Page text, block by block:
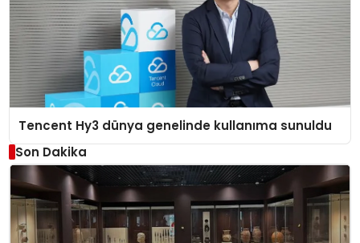
Tencent Hy3 dünya genelinde kullanıma sunuldu
Son Dakika